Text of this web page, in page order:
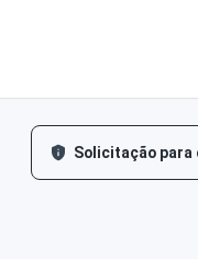
Solicitação para